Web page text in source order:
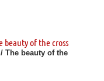
beauty of the cross
The beauty of the